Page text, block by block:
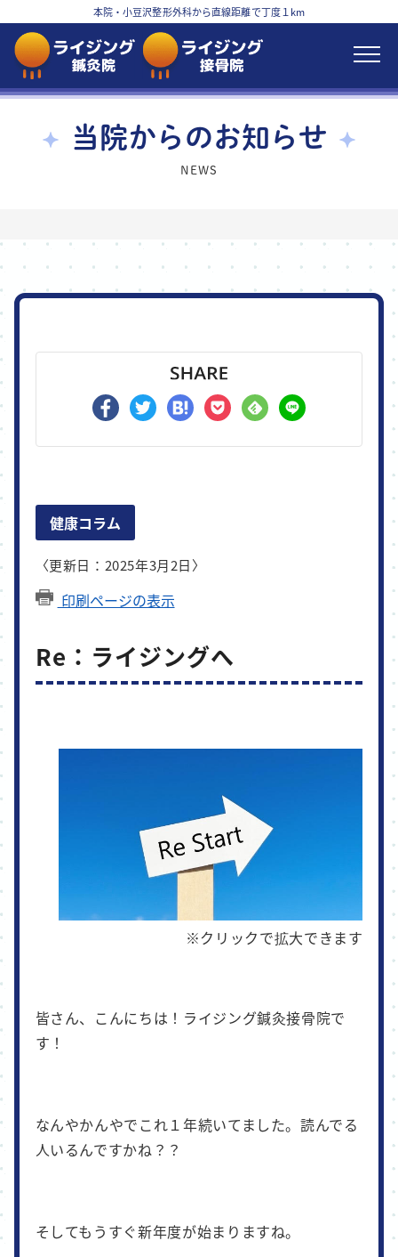
本院・小豆沢整形外科から直線距離で丁度１km
当院からのお知らせ
NEWS
健康コラム
〈更新日：2025年3月2日〉
印刷ページの表示
Re：ライジングへ
皆さん、こんにちは！ライジング鍼灸接骨院で
す！
なんやかんやでこれ１年続いてました。読んでる
人いるんですかね？？
そしてもうすぐ新年度が始まりますね。